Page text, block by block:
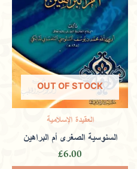
Only logged in customers
product may leave a review.
OUT OF STOCK
العقيدة الإسلامية
السنوسية الصغرى أم البراهين
£6.00